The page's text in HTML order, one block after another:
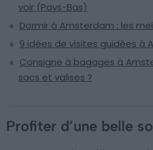
voir (Pays-Bas)
Dormir à Amsterdam : les
9 idées de visites guidées à
Consigne à bagages à
sacs et valises ?
Profiter d’une belle